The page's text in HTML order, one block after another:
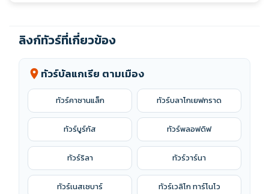
ลิงก์ทัวร์ที่เกี่ยวข้อง
location_on ทัวร์บัลแกเรีย ตามเมือง
ทัวร์คาซานแล็ก ทัวร์บลาโกเยฟกราด
ทัวร์บูร์กัส ทัวร์พลอฟดิฟ
ทัวร์ริลา ทัวร์วาร์นา
ทัวร์เนสเซบาร์ ทัวร์เวลิโก ทาร์โนโว